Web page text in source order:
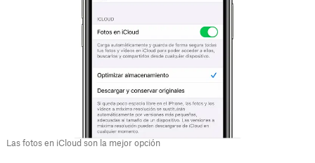
Las fotos en iCloud son la mejor opción